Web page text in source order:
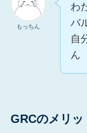
もっちん
わ
バ
自
ん
GRCのメリ